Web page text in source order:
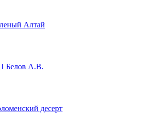
Алтай
Белов А.В.
десерт